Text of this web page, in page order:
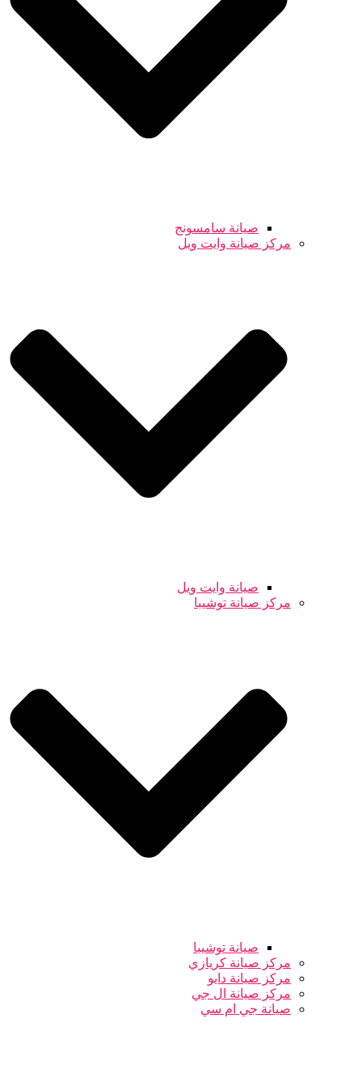
صيانة سامسونج
مركز صيانة وايت ويل
صيانة وايت ويل
مركز صيانة توشيبا
صيانة توشيبا
مركز صيانة كريازي
مركز صيانة دايو
مركز صيانة ال جي
صيانة جي ام سي